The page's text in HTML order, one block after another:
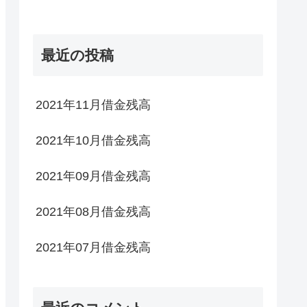
最近の投稿
2021年11月借金残高
2021年10月借金残高
2021年09月借金残高
2021年08月借金残高
2021年07月借金残高